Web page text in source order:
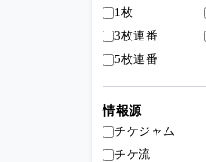
1枚
3枚連番
5枚連番
情報源
チケジャム
チケ流